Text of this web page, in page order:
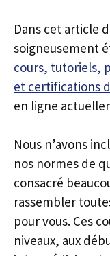
Dans cet article
soigneusement
cours, tutoriels,
et certifications
en ligne
Nous n’avons
nos normes de
consacré
rassembler
pour vous. Ces
niveaux, aux